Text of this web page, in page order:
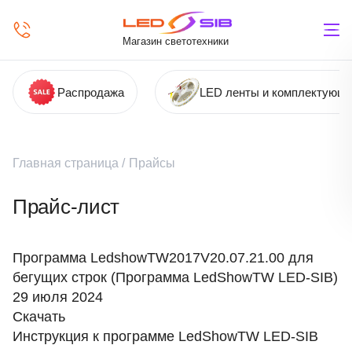
Магазин светотехники
Распродажа LED ленты и
Главная страница / Прайсы
Прайс-лист
Программа LedshowTW2017V20.07.21.00 для
бегущих строк (Программа LedShowTW LED-SIB)
29 июля 2024
Скачать
Инструкция к программе LedShowTW LED-SIB